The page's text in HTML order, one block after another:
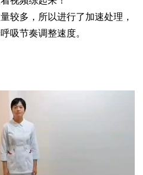
较多，所以进行了加速处理，
吸节奏调整速度。